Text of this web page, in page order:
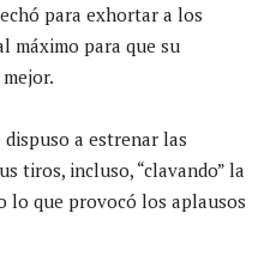
para exhortar a los
máximo para que su
a estrenar las
tiros, incluso, “clavando” la
lo que provocó los aplausos